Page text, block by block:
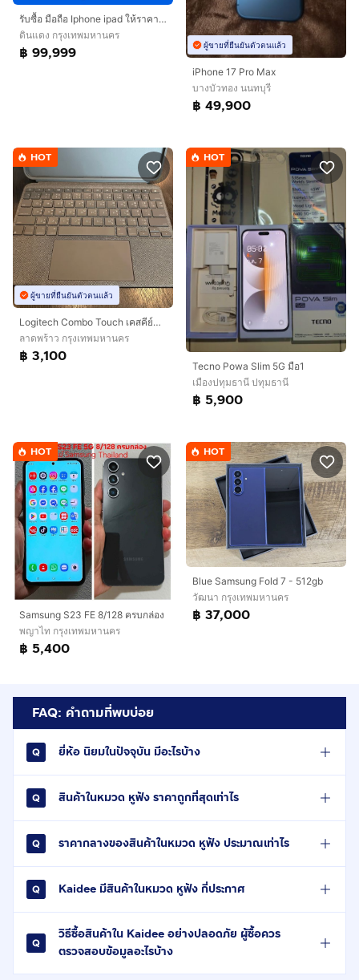
รับซื้อ มือถือ Iphone ipad ให้ราคาสูง
ดินแดง กรุงเทพมหานคร
฿ 99,999 ผู้ขายที่ยืนยันตัวตนแล้ว
iPhone 17 Pro Max
บางบัวทอง นนทบุรี
฿ 49,900
HOT
ผู้ขายที่ยืนยันตัวตนแล้ว
Logitech Combo Touch เคสคีย์บอร์ด สำหรับ iPad Pro 11-inch (1st, 2nd, 3rd, 4th gen)
ลาดพร้าว กรุงเทพมหานคร
฿ 3,100
HOT
Tecno Powa Slim 5G มือ1
เมืองปทุมธานี ปทุมธานี
฿ 5,900
HOT
Samsung S23 FE 8/128 ครบกล่อง
พญาไท กรุงเทพมหานคร
฿ 5,400
HOT
Blue Samsung Fold 7 - 512gb
วัฒนา กรุงเทพมหานคร
฿ 37,000
FAQ: คำถามที่พบบ่อย
ยี่ห้อ นิยมในปัจจุบัน มีอะไรบ้าง
สินค้าในหมวด หูฟัง ราคาถูกที่สุดเท่าไร
ราคากลางของสินค้าในหมวด หูฟัง ประมาณเท่าไร
Kaidee มีสินค้าในหมวด หูฟัง กี่ประกาศ
วิธีซื้อสินค้าใน Kaidee อย่างปลอดภัย ผู้ซื้อควร
ตรวจสอบข้อมูลอะไรบ้าง